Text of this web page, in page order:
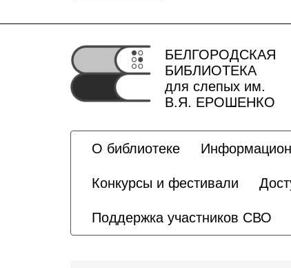
БЕЛГОРОДСКАЯ
БИБЛИОТЕКА
для слепых им.
В.Я. ЕРОШЕНКО
О библиотеке
Конкурсы и фестивали
Поддержка участников СВО